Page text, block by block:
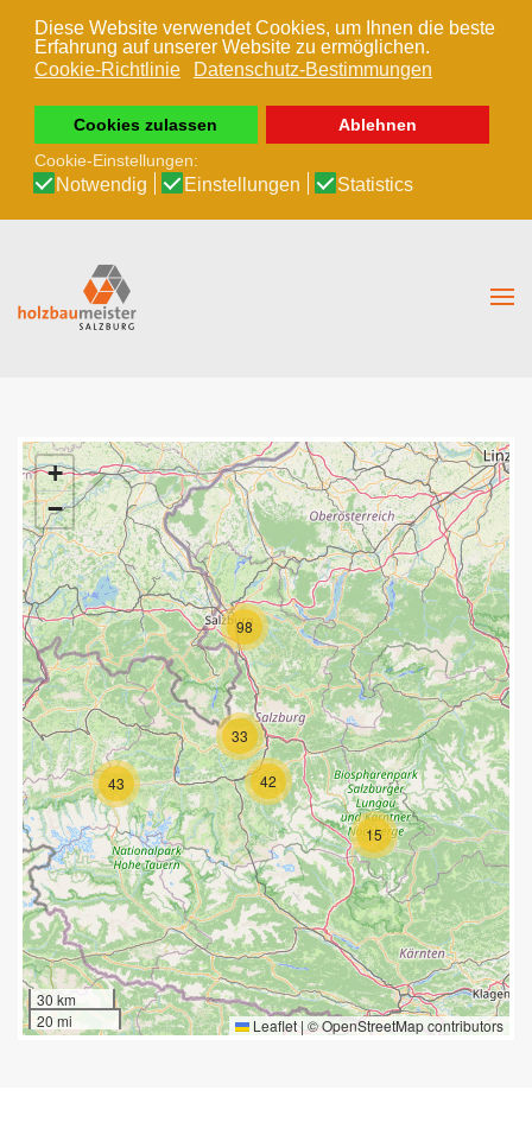
Diese Website verwendet Cookies, um Ihnen die beste
Erfahrung auf unserer Website zu ermöglichen.
Cookie-Richtlinie
Datenschutz-Bestimmungen
Cookies zulassen
Ablehnen
Cookie-Einstellungen:
Notwendig Einstellungen Statistics
Zum Hauptinhalt springen
15
33
42
43
98
+
−
30 km
20 mi
Leaflet | ©OpenStreetMapcontributors